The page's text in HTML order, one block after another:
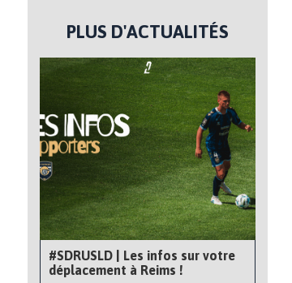
PLUS D'ACTUALITÉS
#SDRUSLD | Les infos sur votre
déplacement à Reims !